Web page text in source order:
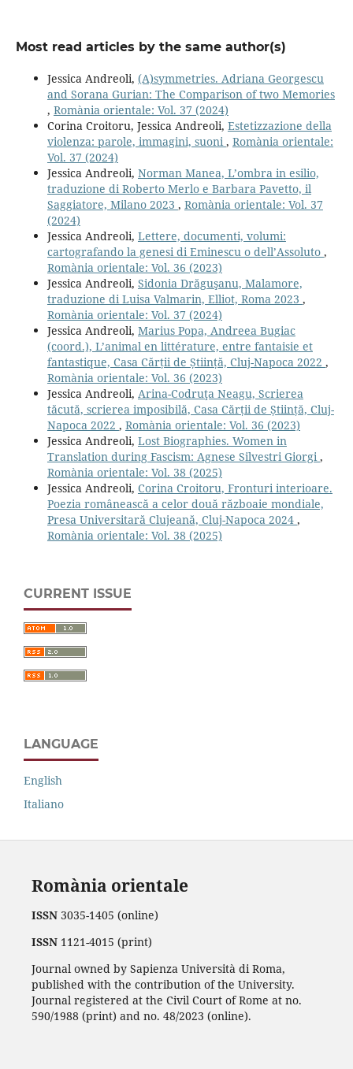
Most read articles by the same author(s)
Jessica Andreoli, (A)symmetries. Adriana Georgescu
and Sorana Gurian: The Comparison of two Memories
, Romània orientale: Vol. 37 (2024)
Corina Croitoru, Jessica Andreoli, Estetizzazione della
violenza: parole, immagini, suoni, Romània orientale:
Vol. 37 (2024)
Jessica Andreoli, Norman Manea, L’ombra in esilio,
traduzione di Roberto Merlo e Barbara Pavetto, il
Saggiatore, Milano 2023 , Romània orientale: Vol. 37
(2024)
Jessica Andreoli, Lettere, documenti, volumi:
cartografando la genesi di Eminescu o dell’Assoluto ,
Romània orientale: Vol. 36 (2023)
Jessica Andreoli, Sidonia Drăguşanu, Malamore,
traduzione di Luisa Valmarin, Elliot, Roma 2023 ,
Romània orientale: Vol. 37 (2024)
Jessica Andreoli, Marius Popa, Andreea Bugiac
(coord.), L’animal en littérature, entre fantaisie et
fantastique, Casa Cărții de Știință, Cluj-Napoca 2022 ,
Romània orientale: Vol. 36 (2023)
Jessica Andreoli, Arina-Codruţa Neagu, Scrierea
tăcută, scrierea imposibilă, Casa Cărții de Știință, Cluj-
Napoca 2022 , Romània orientale: Vol. 36 (2023)
Jessica Andreoli, Lost Biographies. Women in
Translation during Fascism: Agnese Silvestri Giorgi,
Romània orientale: Vol. 38 (2025)
Jessica Andreoli, Corina Croitoru, Fronturi interioare.
Poezia românească a celor două războaie mondiale,
Presa Universitară Clujeană, Cluj-Napoca 2024 ,
Romània orientale: Vol. 38 (2025)
CURRENT ISSUE
LANGUAGE
English
Italiano
Romània orientale
ISSN3035-1405 (online)
ISSN1121-4015 (print)
Journal owned by Sapienza Università di Roma,
published with the contribution of the University.
Journal registered at the Civil Court of Rome at no.
590/1988 (print) and no. 48/2023 (online).